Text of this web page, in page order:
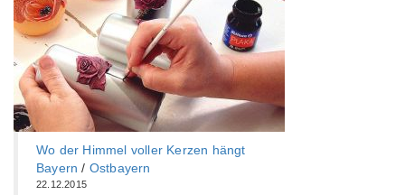
Wo der Himmel voller Kerzen hängt
Bayern / Ostbayern
22.12.2015